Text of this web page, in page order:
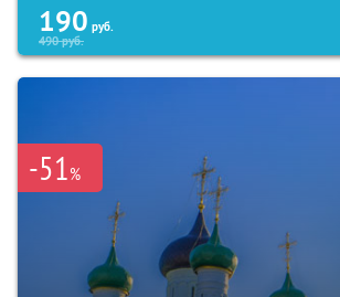
190 руб.
490руб.
-51%